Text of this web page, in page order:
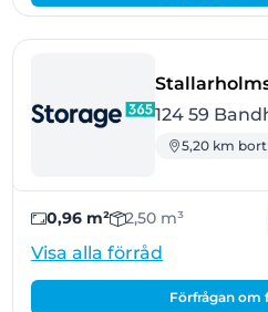
124 59
5,20 km bort
0,96 m² 2,50 m³
Visa alla förråd
Förfrågan om